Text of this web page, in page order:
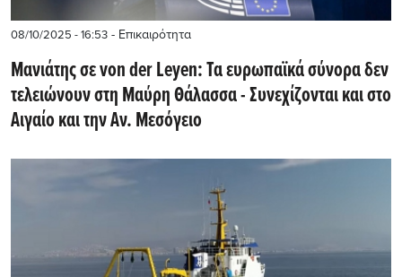
08/10/2025 - 16:53 - Επικαιρότητα
Μανιάτης σε von der Leyen: Τα ευρωπαϊκά σύνορα δεν
τελειώνουν στη Μαύρη Θάλασσα - Συνεχίζονται και στο
Αιγαίο και την Αν. Μεσόγειο